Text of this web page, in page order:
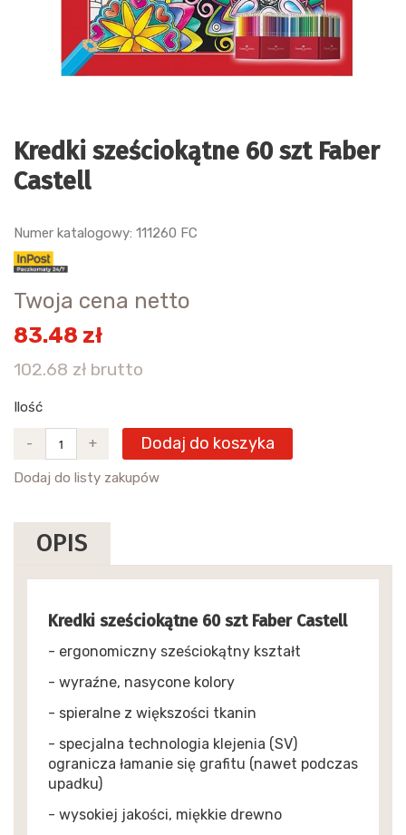
Kredki sześciokątne 60 szt Faber
Castell
Numer katalogowy: 111260 FC
Twoja cena netto
83.48 zł
102.68 zł brutto
Ilość
- + Dodaj do koszyka
Dodaj do listy zakupów
OPIS
Kredki sześciokątne 60 szt Faber Castell
- ergonomiczny sześciokątny kształt
- wyraźne, nasycone kolory
- spieralne z większości tkanin
- specjalna technologia klejenia (SV)
ogranicza łamanie się grafitu (nawet podczas
upadku)
- wysokiej jakości, miękkie drewno